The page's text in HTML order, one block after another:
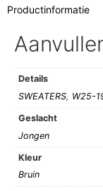
Productinformatie
Details
SWEATERS, W25-
Geslacht
Jongen
Kleur
Bruin